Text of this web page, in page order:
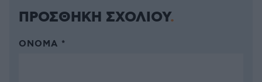
ΠΡΟΣΘΗΚΗ ΣΧΟΛΙΟΥ
ΌΝΟΜΑ *